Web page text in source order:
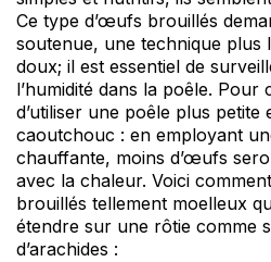
Ce type d’œufs brouillés
soutenue, une technique plus
doux; il est essentiel de
l’humidité dans la poêle. Pour
d’utiliser une poêle plus petite
caoutchouc : en employant
chauffante, moins d’œufs
avec la chaleur. Voici
brouillés tellement moelleux
étendre sur une rôtie comme
d’arachides :